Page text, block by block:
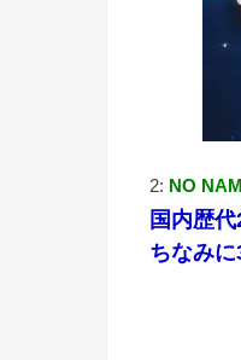
2: NO
国内歴
ちなみ